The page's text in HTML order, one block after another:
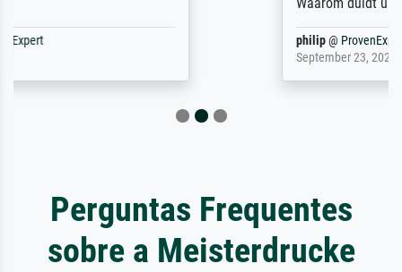
Perguntas Frequentes
sobre a Meisterdrucke